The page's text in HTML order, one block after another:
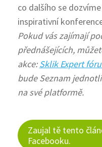
co dalšího se
inspirativní
Pokud vás zajímají
přednášejících,
akce:Sklik Expert
bude Seznam
na své platformě.
Zaujal tě tento
Facebooku.